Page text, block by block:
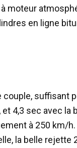
moteur
en ligne
suffisant
4,3 sec avec la
à 250 km/h.
la belle rejette